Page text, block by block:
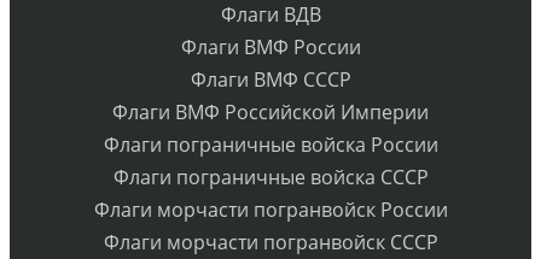
Флаги ВДВ
Флаги ВМФ России
Флаги ВМФ СССР
Флаги ВМФ Российской Империи
Флаги пограничные войска России
Флаги пограничные войска СССР
Флаги морчасти погранвойск России
Флаги морчасти погранвойск СССР